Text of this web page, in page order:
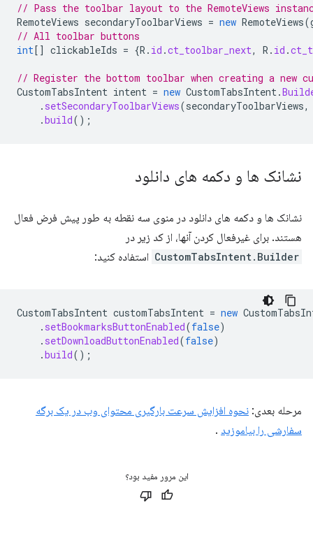
// Pass the toolbar layout to the RemoteViews
RemoteViews secondaryToolbarViews = new RemoteViews(
// All toolbar buttons
int[] clickableIds = {R . id .ct_toolbar_next, R . id .
// Register the bottom toolbar when creating a new
CustomTabsIntent intent = new CustomTabsIntent .
. setSecondaryToolbarViews(secondaryToolbarViews,
.build();
نشانک ها و دکمه های دانلود
نشانک ها و دکمه های دانلود در منوی سه نقطه به طور پیش فرض فعال
هستند. برای غیرفعال کردن آنها، از کد زیر در
CustomTabsIntent.Builder استفاده کنید:
CustomTabsIntent customTabsIntent = new
. setBookmarksButtonEnabled(false)
. setDownloadButtonEnabled(false)
.build();
مرحله بعدی: نحوه افزایش سرعت بارگیری محتوای وب در یک برگه
سفارشی را بیاموزید .
این مرور مفید بود؟